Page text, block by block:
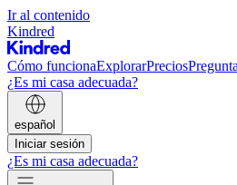
Ir al contenido
Kindred
Cómo funcionaExplorarPrecios
¿Es mi casa adecuada?
español
Iniciar sesión
¿Es mi casa adecuada?